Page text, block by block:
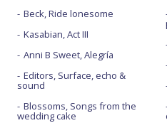
Beck, Ride lonesome
Kasabian, Act III
Anni B Sweet, Alegría
Editors, Surface, echo &
sound
Blossoms, Songs from the
wedding cake